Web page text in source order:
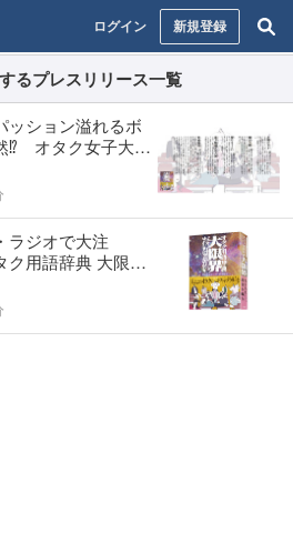
ログイン 新規登録
るプレスリリース一覧
ッション溢れるボ
⁉ オタク女子大生
用語辞典 大限
ラジオで大注
用語辞典 大限
！